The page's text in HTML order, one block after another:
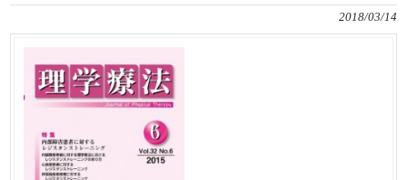
2018/03/14